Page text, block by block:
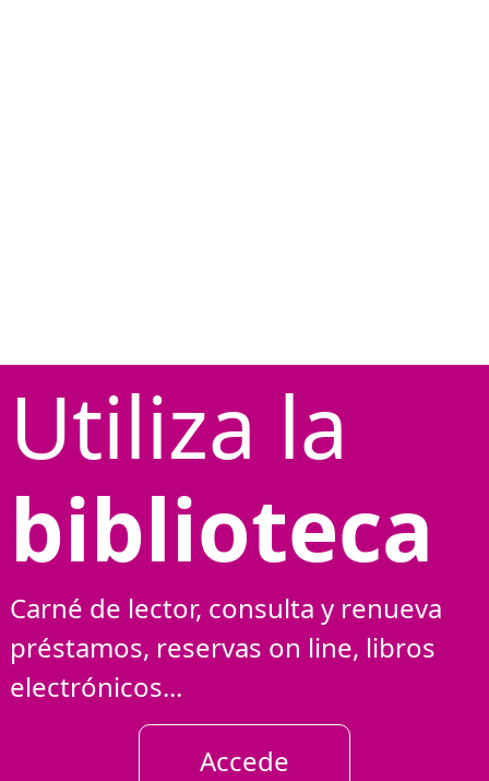
Utiliza la
biblioteca
Carné de lector, consulta y renueva
préstamos, reservas on line, libros
electrónicos...
Accede